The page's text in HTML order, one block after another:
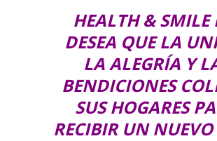
HEALTH & SMILE
DESEA QUE LA
LA ALEGRÍA Y
BENDICIONES
SUS HOGARES
RECIBIR UN